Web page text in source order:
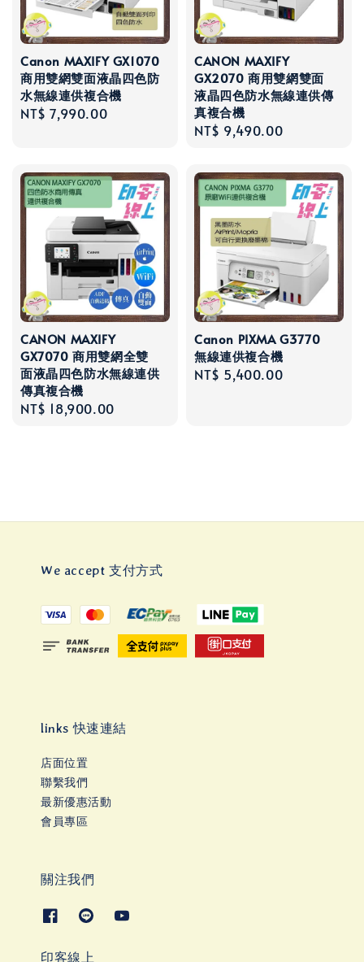
Canon MAXIFY GX1070
商用雙網雙面液晶四色防
水無線連供複合機
Regular
NT$ 7,990.00
CANON MAXIFY
GX2070 商用雙網雙面
液晶四色防水無線連供傳
真複合機
Regular
NT$ 9,490.00
CANON MAXIFY
GX7070 商用雙網全雙
面液晶四色防水無線連供
傳真複合機
Regular
NT$ 18,900.00
Canon PIXMA G3770
無線連供複合機
Regular
NT$ 5,400.00
We accept 支付方式
links 快速連結
店面位置
聯繫我們
最新優惠活動
會員專區
關注我們
印客線上